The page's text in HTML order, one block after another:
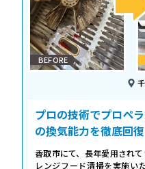
BEFORE
プロの技術でプロペ
の換気能力を徹底回復
香取市にて、長年愛用され
レンジフード清掃を実施い